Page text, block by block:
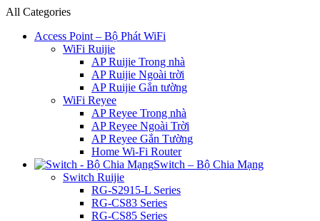
All Categories
Access Point – Bộ Phát WiFi
WiFi Ruijie
AP Ruijie Trong nhà
AP Ruijie Ngoài trời
AP Ruijie Gắn tường
WiFi Reyee
AP Reyee Trong nhà
AP Reyee Ngoài Trời
AP Reyee Gắn Tường
Home Wi-Fi Router
Switch – Bộ Chia Mạng
Switch Ruijie
RG-S2915-L Series
RG-CS83 Series
RG-CS85 Series